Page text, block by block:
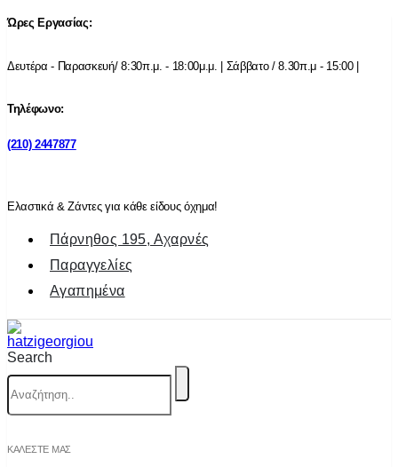
Ώρες Εργασίας:
Δευτέρα - Παρασκευή/ 8:30π.μ. - 18:00μ.μ. | Σάββατο / 8.30π.μ - 15:00 |
Τηλέφωνο:
(210) 2447877
Ελαστικά & Ζάντες για κάθε είδους όχημα!
Πάρνηθος 195, Αχαρνές
Παραγγελίες
Αγαπημένα
Search
ΚΑΛΕΣΤΕ ΜΑΣ